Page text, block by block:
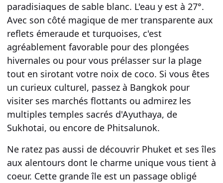
paradisiaques de sable blanc. L'eau y est à 27°.
Avec son côté magique de mer transparente aux
reflets émeraude et turquoises, c'est
agréablement favorable pour des plongées
hivernales ou pour vous prélasser sur la plage
tout en sirotant votre noix de coco. Si vous êtes
un curieux culturel, passez à Bangkok pour
visiter ses marchés flottants ou admirez les
multiples temples sacrés d'Ayuthaya, de
Sukhotai, ou encore de Phitsalunok.
Ne ratez pas aussi de découvrir Phuket et ses îles
aux alentours dont le charme unique vous tient à
coeur. Cette grande île est un passage obligé